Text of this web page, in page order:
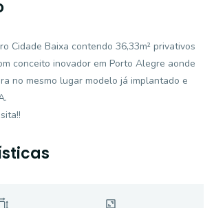
Cidade Baixa contendo 36,33m² privativos
conceito inovador em Porto Alegre aonde
no mesmo lugar modelo já implantado e